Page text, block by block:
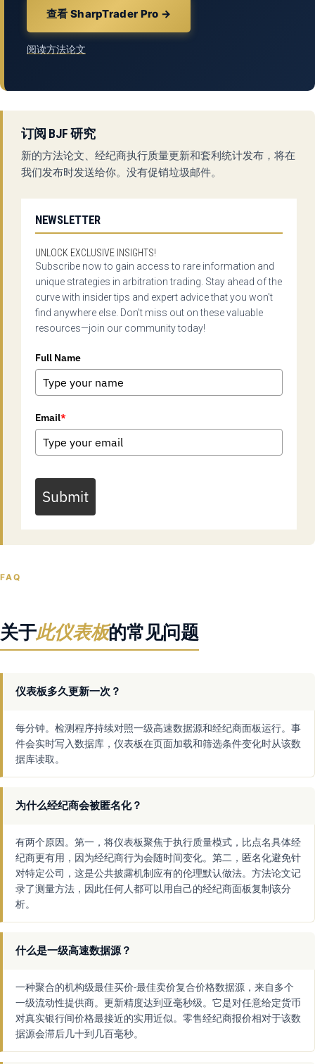
查看 SharpTrader Pro →
阅读方法论文
订阅 BJF 研究
新的方法论文、经纪商执行质量更新和套利统计发布，将在
我们发布时发送给你。没有促销垃圾邮件。
NEWSLETTER
UNLOCK EXCLUSIVE INSIGHTS!
Subscribe now to gain access to rare information and
unique strategies in arbitration trading. Stay ahead of the
curve with insider tips and expert advice that you won't
find anywhere else. Don't miss out on these valuable
resources—join our community today!
Full Name
Email*
Submit
FAQ
关于此仪表板的常见问题
仪表板多久更新一次？
每分钟。检测程序持续对照一级高速数据源和经纪商面板运行。事
件会实时写入数据库，仪表板在页面加载和筛选条件变化时从该数
据库读取。
为什么经纪商会被匿名化？
有两个原因。第一，将仪表板聚焦于执行质量模式，比点名具体经
纪商更有用，因为经纪商行为会随时间变化。第二，匿名化避免针
对特定公司，这是公共披露机制应有的伦理默认做法。方法论文记
录了测量方法，因此任何人都可以用自己的经纪商面板复制该分
析。
什么是一级高速数据源？
一种聚合的机构级最佳买价-最佳卖价复合价格数据源，来自多个
一级流动性提供商。更新精度达到亚毫秒级。它是对任意给定货币
对真实银行间价格最接近的实用近似。零售经纪商报价相对于该数
据源会滞后几十到几百毫秒。